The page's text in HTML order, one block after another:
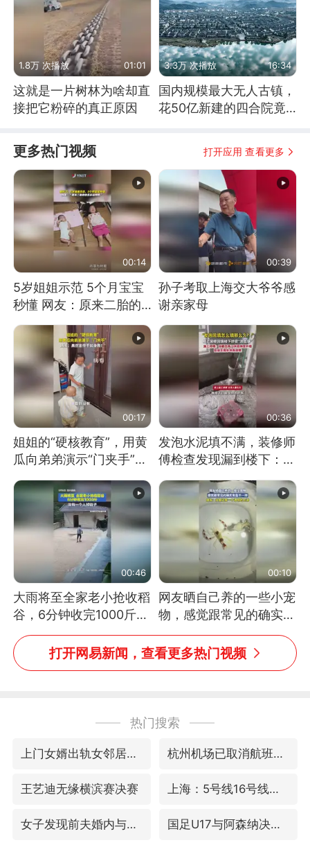
1.8万 次播放 01:01
这就是一片树林为啥却直
接把它粉碎的真正原因
3.3万 次播放 16:34
国内规模最大无人古镇，
花50亿新建的四合院竟
更多热门视频 打开应用 查看更多
00:14
5岁姐姐示范 5个月宝宝
秒懂 网友：原来二胎的
快乐长这样
00:39
孙子考取上海交大爷爷感
谢亲家母
00:17
姐姐的“硬核教育”，用黄
瓜向弟弟演示“门夹手”，
网友：果然言传不如身
教！
00:36
发泡水泥填不满，装修师
傅检查发现漏到楼下：出
风口未延伸到外墙
00:46
大雨将至全家老小抢收稻
谷，6分钟收完1000斤，
没有一个人掉链子
00:10
网友晒自己养的一些小宠
物，感觉跟常见的确实有
些不一样
打开网易新闻，查看更多热门视频
热门搜索
上门女婿出轨女邻居多年被判重婚罪 杭州机场已取消航班388架次
王艺迪无缘横滨赛决赛 上海：5号线16号线浦江线全线停运
女子发现前夫婚内与第三者育子 国足U17与阿森纳决赛取消 并列冠军